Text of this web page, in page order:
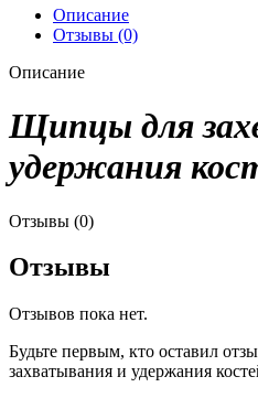
Описание
Отзывы (0)
Описание
Щипцы для
удержания
Отзывы (0)
Отзывы
Отзывов пока нет.
Будьте первым, кто оставил
захватывания и удержания